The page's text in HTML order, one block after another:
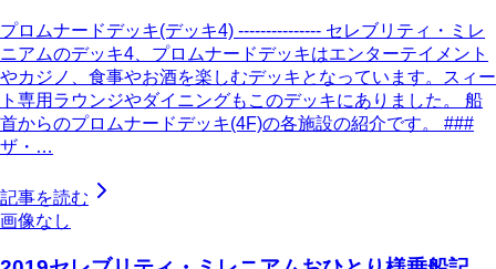
プロムナードデッキ(デッキ4) --------------- セレブリティ・ミレ
ニアムのデッキ4、プロムナードデッキはエンターテイメント
やカジノ、食事やお酒を楽しむデッキとなっています。スィー
ト専用ラウンジやダイニングもこのデッキにありました。 船
首からのプロムナードデッキ(4F)の各施設の紹介です。 ###
ザ・…
記事を読む
画像なし